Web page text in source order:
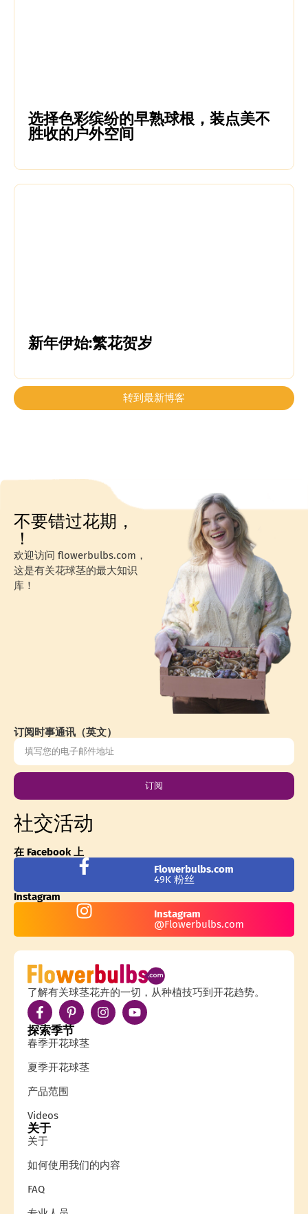
选择色彩缤纷的早熟球根，装点美不
胜收的户外空间
新年伊始:繁花贺岁
转到最新博客
不要错过花期，
！
欢迎访问 flowerbulbs.com，
这是有关花球茎的最大知识
库！
订阅时事通讯（英文）
订阅
社交活动
在 Facebook 上
Flowerbulbs.com
49K 粉丝
Instagram
Instagram
@Flowerbulbs.com
了解有关球茎花卉的一切，从种植技巧到开花趋势。
探索季节
春季开花球茎
夏季开花球茎
产品范围
Videos
关于
关于
如何使用我们的内容
FAQ